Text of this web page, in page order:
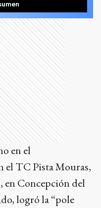
en el
el TC Pista Mouras,
en Concepción del
logró la “pole